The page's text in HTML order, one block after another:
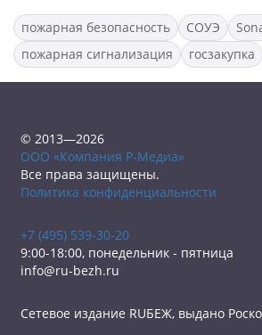
пожарная безопасность СОУЭ
пожарная сигнализация
госзакупка
© 2013—2026
ООО «Компания Р-Медиа»
Все права защищены.
Политика конфиденциальности
+7 (495) 539-30-20
9:00-18:00, понедельник - пятница
info@ru-bezh.ru
Сетевое издание RUБЕЖ, выдано